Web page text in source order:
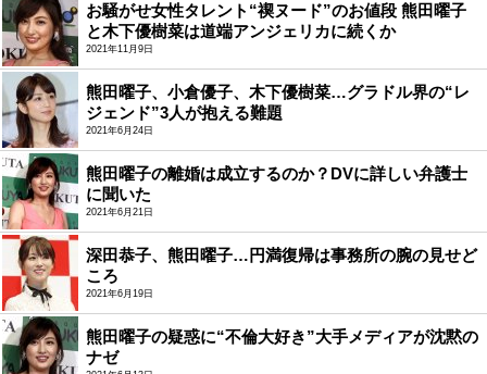
お騒がせ女性タレント“禊ヌード”のお値段 熊田曜子
と木下優樹菜は道端アンジェリカに続くか
2021年11月9日
熊田曜子、小倉優子、木下優樹菜…グラドル界の“レ
ジェンド”3人が抱える難題
2021年6月24日
熊田曜子の離婚は成立するのか？DVに詳しい弁護士
に聞いた
2021年6月21日
深田恭子、熊田曜子…円満復帰は事務所の腕の見せど
ころ
2021年6月19日
熊田曜子の疑惑に“不倫大好き”大手メディアが沈黙の
ナゼ